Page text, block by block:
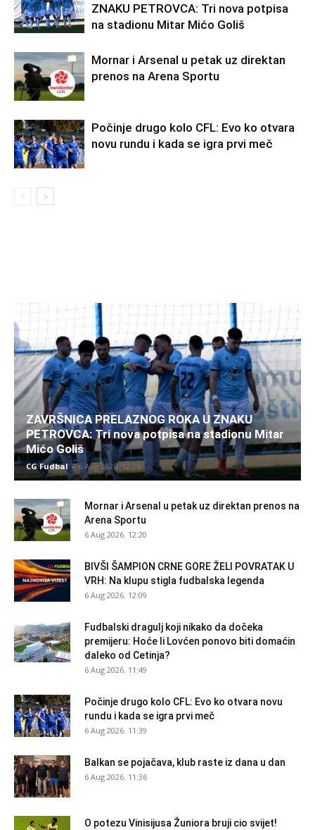
ZNAKU PETROVCA: Tri nova potpisa
na stadionu Mitar Mićo Goliš
Mornar i Arsenal u petak uz direktan
prenos na Arena Sportu
Počinje drugo kolo CFL: Evo ko otvara
novu rundu i kada se igra prvi meč
ZAVRŠNICA PRELAZNOG ROKA U ZNAKU
PETROVCA: Tri nova potpisa na stadionu Mitar
Mićo Goliš
CG Fudbal - 6 Aug 2026. 12:26
Mornar i Arsenal u petak uz direktan prenos na
Arena Sportu
6 Aug 2026. 12:20
BIVŠI ŠAMPION CRNE GORE ŽELI POVRATAK U
VRH: Na klupu stigla fudbalska legenda
6 Aug 2026. 12:09
Fudbalski dragulj koji nikako da dočeka
premijeru: Hoće li Lovćen ponovo biti domaćin
daleko od Cetinja?
6 Aug 2026. 11:49
Počinje drugo kolo CFL: Evo ko otvara novu
rundu i kada se igra prvi meč
6 Aug 2026. 11:39
Balkan se pojačava, klub raste iz dana u dan
6 Aug 2026. 11:36
O potezu Vinisijusa Žuniora bruji cio svijet!